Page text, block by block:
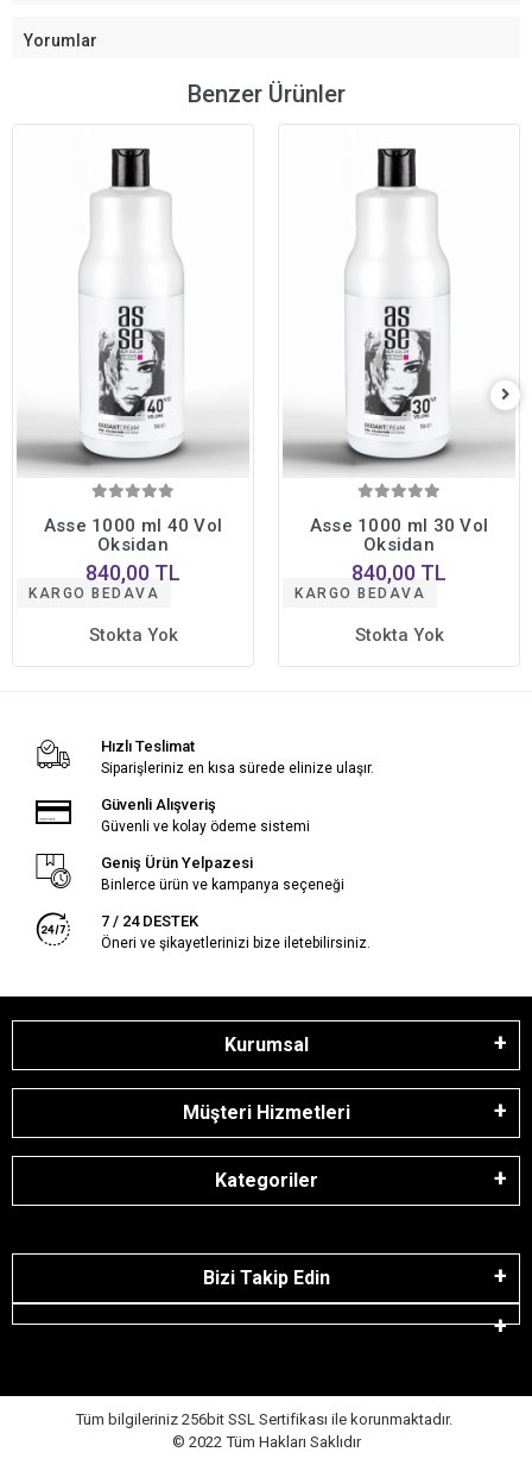
Yorumlar
Benzer Ürünler
Asse 1000 ml 40 Vol
Oksidan
840,00 TL
KARGO BEDAVA
Stokta Yok
Asse 1000 ml 30 Vol
Oksidan
840,00 TL
KARGO BEDAVA
Stokta Yok
Hızlı Teslimat
Siparişleriniz en kısa sürede elinize ulaşır.
Güvenli Alışveriş
Güvenli ve kolay ödeme sistemi
Geniş Ürün Yelpazesi
Binlerce ürün ve kampanya seçeneği
7 / 24 DESTEK
Öneri ve şikayetlerinizi bize iletebilirsiniz.
Kurumsal
Müşteri Hizmetleri
Kategoriler
Bizi Takip Edin
Tüm bilgileriniz 256bit SSL Sertifikası ile korunmaktadır.
© 2022 Tüm Hakları Saklıdır